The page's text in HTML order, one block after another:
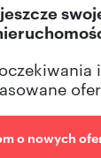
i
o nowych